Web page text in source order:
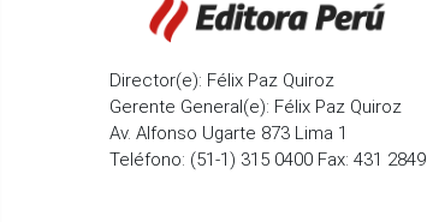
Director(e): Félix Paz Quiroz
Gerente General(e): Félix Paz Quiroz
Av. Alfonso Ugarte 873 Lima 1
Teléfono: (51-1) 315 0400 Fax: 431 2849